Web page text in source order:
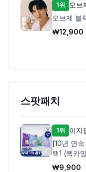
1위
오브
오브제 블
₩12,900
스팟패치
1위
이지
[10년 연
택1 (퀵카
치
₩9,900